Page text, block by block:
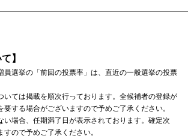
】
選挙の「前回の投票率」は、直近の一般選挙の投票
ては掲載を順次行っております。全候補者の登録が
する場合がございますので予めご了承ください。
場合、任期満了日が表示されております。確定次
ので予めご了承ください。